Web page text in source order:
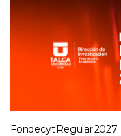
Fondecyt Regular 2027